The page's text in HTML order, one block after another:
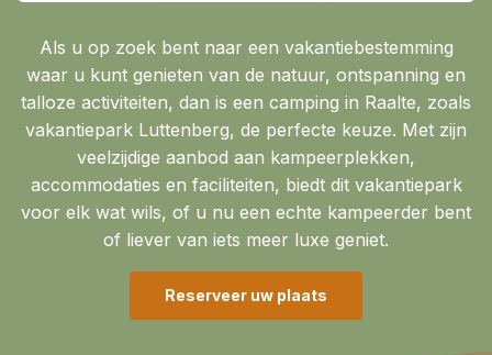
Als u op zoek bent naar een vakantiebestemming
waar u kunt genieten van de natuur, ontspanning en
talloze activiteiten, dan is een camping in Raalte, zoals
vakantiepark Luttenberg, de perfecte keuze. Met zijn
veelzijdige aanbod aan kampeerplekken,
accommodaties en faciliteiten, biedt dit vakantiepark
voor elk wat wils, of u nu een echte kampeerder bent
of liever van iets meer luxe geniet.
Reserveer uw plaats